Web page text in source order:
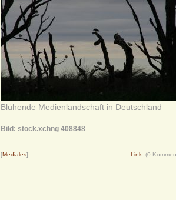
Blühende Medienlandschaft in Deutschland
Bild: stock.xchng 408848
[Mediales] Link (0